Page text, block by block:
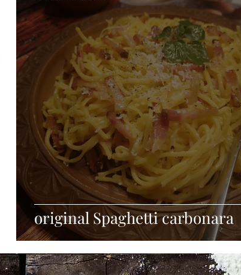
Fingerfood Aufstriche Beilagen Silvester
original Spaghetti carbonara